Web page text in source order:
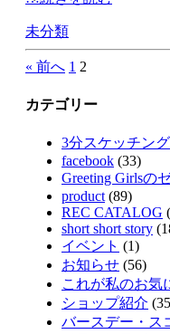
未分類
« 前へ 1 2
カテゴリー
3分スケッチング
facebook (33)
Greeting Girlsの
product (89)
REC CATALOG
short short story
イベント (1)
お知らせ (56)
これが私のお気
ショップ紹介
バースデー・ス